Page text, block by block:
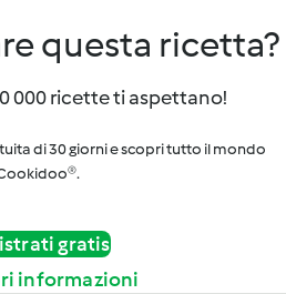
questa ricetta?
000 ricette ti aspettano!
di 30 giorni e scopri tutto il mondo
gratis
informazioni